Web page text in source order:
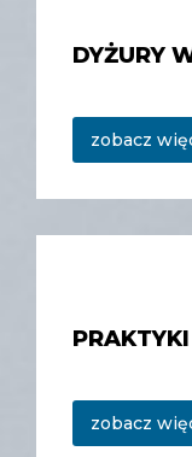
DYŻURY
zobacz
PRAKTYKI
zobacz